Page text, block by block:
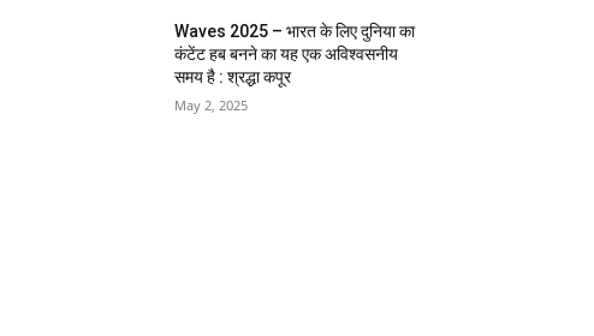
Waves 2025 – भारत के लिए दुनिया का
कंटेंट हब बनने का यह एक अविश्वसनीय
समय है : श्रद्धा कपूर
May 2, 2025